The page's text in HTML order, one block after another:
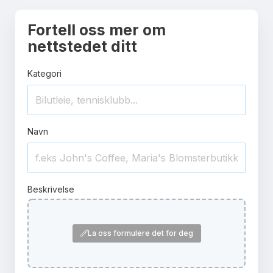
Fortell oss mer om
nettstedet ditt
Kategori
Navn
Beskrivelse
La oss formulere det for deg